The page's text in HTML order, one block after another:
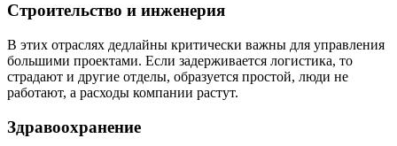
Строительство и инженерия
В этих отраслях дедлайны критически важны для управления
большими проектами. Если задерживается логистика, то
страдают и другие отделы, образуется простой, люди не
работают, а расходы компании растут.
Здравоохранение